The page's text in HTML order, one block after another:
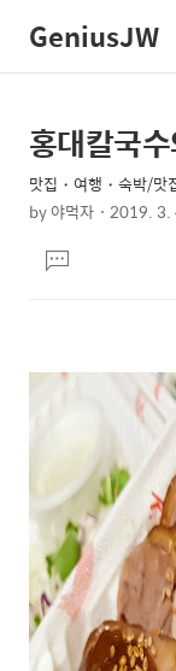
GeniusJW
상
세
컨
텐
츠
본
문
제
목
홍대칼국
맛집・여행・숙박/맛
by야먹자 2019.
문댓
글